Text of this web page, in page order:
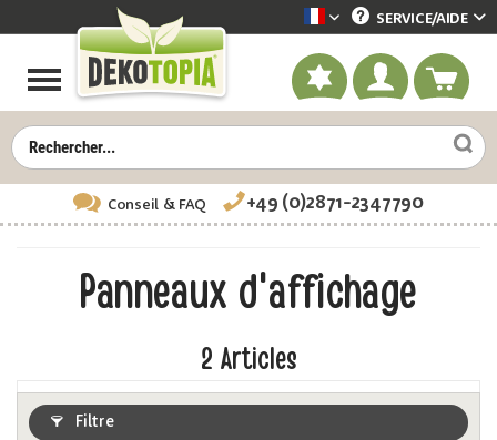
Dekotopia französisch
SERVICE/AIDE
Conseil& FAQ +49 (0)2871-2347790
Panneaux d'affichage
2 Articles
Filtre